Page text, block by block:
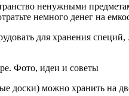
ненужными
немного денег на
для хранения
доски) можно хранить на